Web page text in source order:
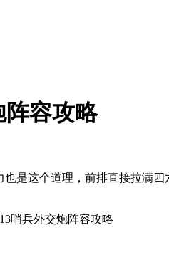
阵容攻略
是这个道理，前排直接拉满